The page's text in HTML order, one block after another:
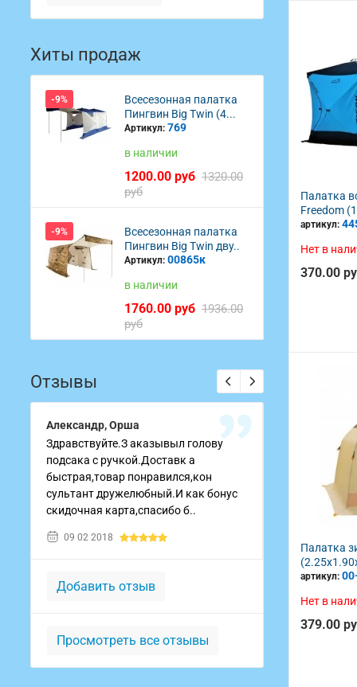
Хиты продаж
-9%
Всесезонная палатка
Пингвин Big Twin (4...
Артикул: 769
в наличии
1200.00 руб 1320.00
руб
-9%
Всесезонная палатка
Пингвин Big Twin дву..
Артикул: 00865к
в наличии
1760.00 руб 1936.00
руб
Отзывы
Александр, Орша
Здравствуйте.З аказывыл голову
подсака с ручкой.Доставк а
быстрая,товар понравился,кон
сультант дружелюбный.И как бонус
скидочная карта,спасибо б..
09 02 2018
Максим
Хороший
заказал
заказывать
28 08 2020
Добавить отзыв
Просмотреть все отзывы
Палатка
Freedom
артикул:
Нет в
370.00
Палатка
артикул:
Нет в
379.00